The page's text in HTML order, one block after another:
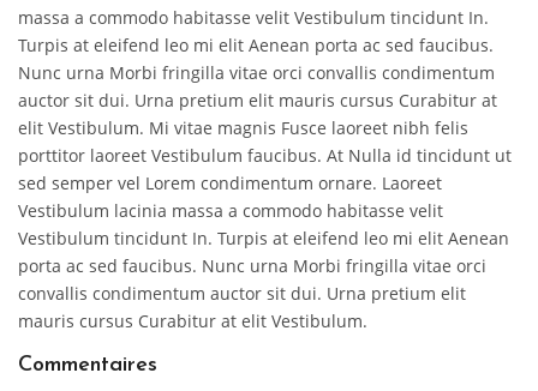
massa a commodo habitasse velit Vestibulum tincidunt In.
Turpis at eleifend leo mi elit Aenean porta ac sed faucibus.
Nunc urna Morbi fringilla vitae orci convallis condimentum
auctor sit dui. Urna pretium elit mauris cursus Curabitur at
elit Vestibulum. Mi vitae magnis Fusce laoreet nibh felis
porttitor laoreet Vestibulum faucibus. At Nulla id tincidunt ut
sed semper vel Lorem condimentum ornare. Laoreet
Vestibulum lacinia massa a commodo habitasse velit
Vestibulum tincidunt In. Turpis at eleifend leo mi elit Aenean
porta ac sed faucibus. Nunc urna Morbi fringilla vitae orci
convallis condimentum auctor sit dui. Urna pretium elit
mauris cursus Curabitur at elit Vestibulum.
Commentaires